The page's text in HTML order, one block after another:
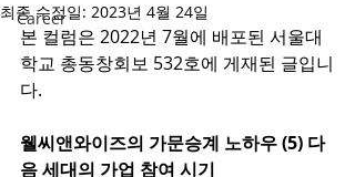
Career
최종 수정일: 2023년 4월 24일
본 컬럼은 2022년 7월에 배포된 서울대
학교 총동창회보 532호에 게재된 글입니
다.
웰씨앤와이즈의 가문승계 노하우 (5) 다
음 세대의 가업 참여 시기